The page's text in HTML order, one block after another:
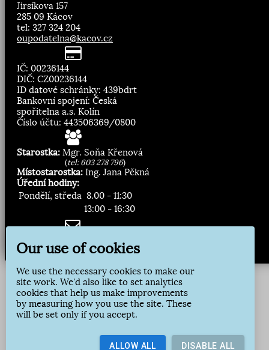
Jirsíkova 157
285 09 Kácov
tel: 327 324 204
oupodatelna@kacov.cz
IČ: 00236144
DIČ: CZ00236144
ID datové schránky: 439bdrt
Bankovní spojení: Česká
spořitelna a.s. Kolín
Číslo účtu: 443506369/0800
Starostka: Mgr. Soňa Křenová
(tel: 603 278 796)
Místostarostka: Ing. Jana Pěkná
Úřední hodiny:
Pondělí, středa 8.00 - 11:30
13:00 - 16:30
Zasílání novinek:
Přihlásit odběr
Our use of cookies
We use the necessary cookies to make our
site work. We'd also like to set analytics
cookies that help us make improvements
by measuring how you use the site. These
will be set only if you accept.
ALLOW ALL DISABLE ALL